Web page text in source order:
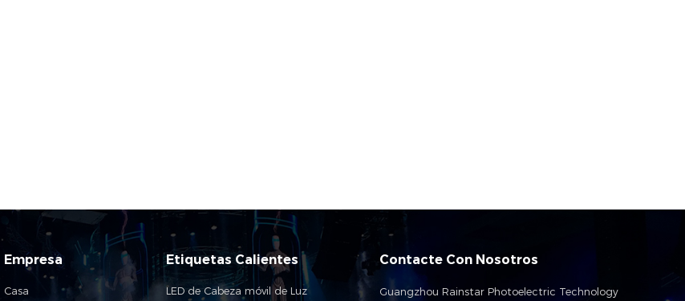
Empresa
Casa
Etiquetas Calientes
LED de Cabeza móvil de Luz
Contacte Con Nosotros
Guangzhou Rainstar Photoelectric Technology